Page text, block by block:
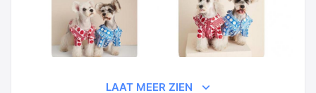
LAAT MEER ZIEN